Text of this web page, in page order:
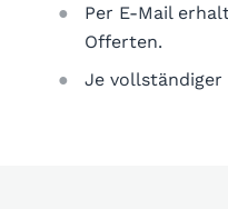
Per E-Mail
Offerten.
Je vollständiger